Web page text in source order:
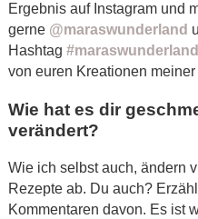
Ergebnis auf Instagram und
gerne @maraswunderland
Hashtag
von euren Kreationen
Wie hat es dir
verändert?
Wie ich selbst auch, ändern
Rezepte ab. Du auch?
Kommentaren davon. Es ist